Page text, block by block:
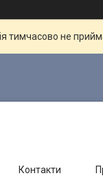
тимчасово не
Контакти